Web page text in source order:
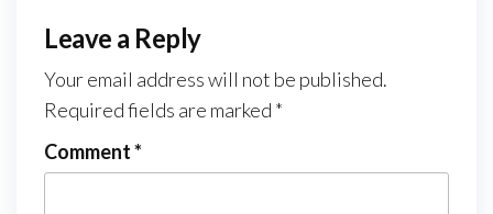
Leave a Reply
Your email address will not be published.
Required fields are marked *
Comment*